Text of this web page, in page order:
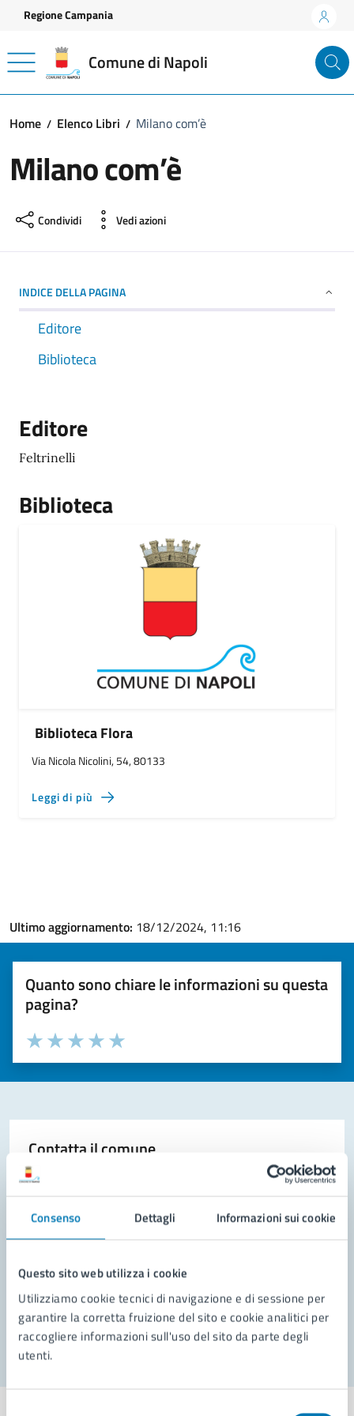
Consenso Dettagli Informazioni sui cookie
Questo sito web utilizza i cookie
Utilizziamo cookie tecnici di navigazione e di sessione per
garantire la corretta fruizione del sito e cookie analitici per
raccogliere informazioni sull'uso del sito da parte degli
utenti.
Vai ai contenuti
Vai al footer
Regione Campania
Comune di Napoli
Home Elenco Libri Milano com’è
Milano com’è
Condividi Vedi azioni
INDICE DELLA PAGINA
Editore
Biblioteca
Editore
Feltrinelli
Biblioteca
Biblioteca Flora
Via Nicola Nicolini, 54, 80133
Leggi di più
Ultimo aggiornamento: 18/12/2024, 11:16
Quanto sono chiare le informazioni su questa
pagina?
Valuta la chiarezza delle informazioni (da 1 a 5 stelle)
Seleziona il numero di stelle per valutare la chiarezza delle
Valuta 5 stelle su 5
Valuta 4 stelle su 5
Valuta 3 stelle su 5
Valuta 2 stelle su 5
Valuta 1 stelle su 5
Contatta il comune
Richiedi assistenza
Segnala disservizio